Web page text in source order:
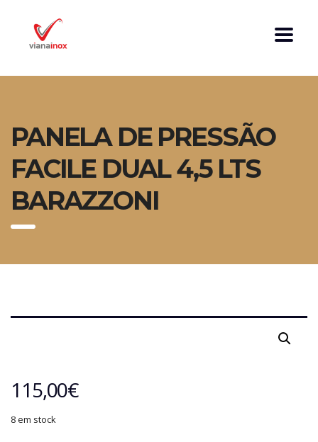
PANELA DE PRESSÃO
FACILE DUAL 4,5 LTS
BARAZZONI
115,00€
8 em stock